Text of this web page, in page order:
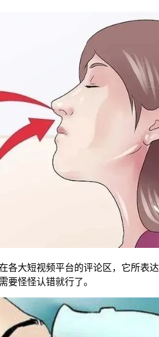
大短视频平台的评论区，它所
要怪怪认错就行了。